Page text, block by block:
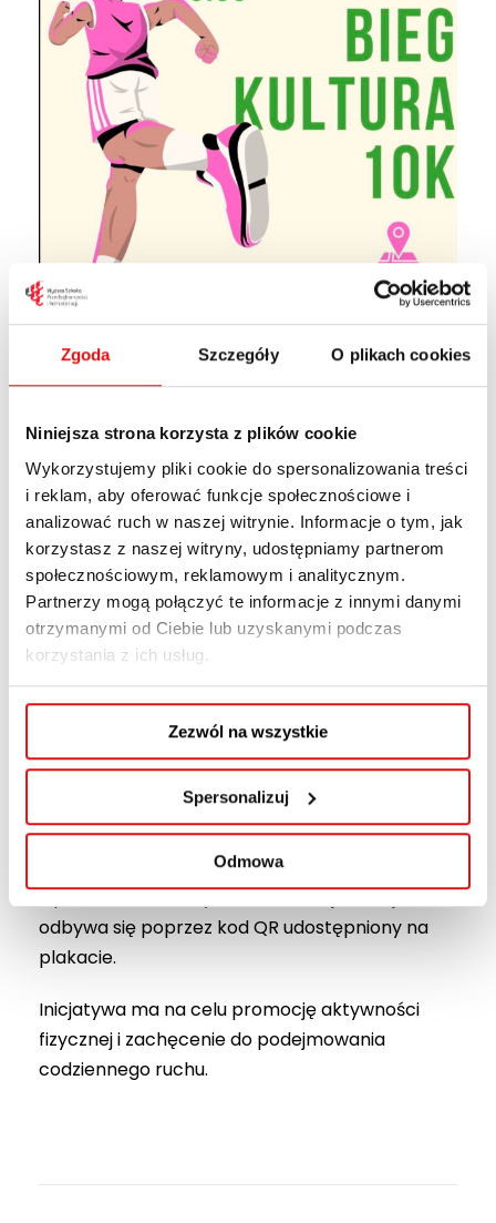
Zgoda Szczegóły O plikach cookies
Niniejsza strona korzysta z plików cookie
Wykorzystujemy pliki cookie do spersonalizowania treści
i reklam, aby oferować funkcje społecznościowe i
analizować ruch w naszej witrynie. Informacje o tym, jak
korzystasz z naszej witryny, udostępniamy partnerom
społecznościowym, reklamowym i analitycznym.
Partnerzy mogą połączyć te informacje z innymi danymi
otrzymanymi od Ciebie lub uzyskanymi podczas
korzystania z ich usług.
Zezwól na wszystkie
Spersonalizuj
Odmowa
21 marca 2026 roku o godz. 10:00 w Parku
Ludowym w Lublinie odbędzie się wydarzenie
sportoweBieg Kultura 10K, organizowane
przez Prywatne Szkoły im. Królowej Jadwigi w
Lublinie.
„Świadome zdrowie”
„Młodzież Kultury 2.0”, prowadzonych w
ramach programu Zwolnieni z Teorii.
Organizatorzy zapraszają wszystkich chętnych
do udziału w biegu na dystansie 8 kilometrów.
Opłata startowa wynosi 30 zł, a rejestracja
odbywa się poprzez kod QR udostępniony na
plakacie.
Inicjatywa ma na celu promocję aktywności
fizycznej i zachęcenie do podejmowania
codziennego ruchu.